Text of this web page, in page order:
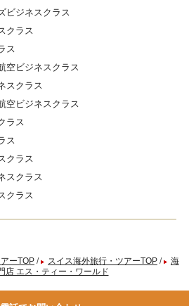
ビジネスクラス
クラス
ス
空ビジネスクラス
スクラス
空ビジネスクラス
ラス
ス
クラス
スクラス
クラス
ーTOP / スイス海外旅行・ツアーTOP /
海
店 エス・ティー・ワールド